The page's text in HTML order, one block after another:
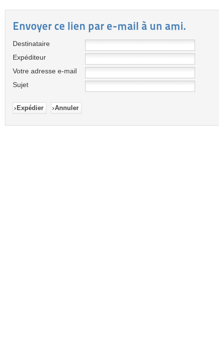
Envoyer ce lien par e-mail à un ami.
Destinataire
Expéditeur
Votre adresse e-mail
Sujet
Expédier Annuler